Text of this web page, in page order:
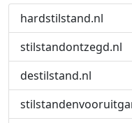
hardstilstand.nl
stilstandontzegd.nl
destilstand.nl